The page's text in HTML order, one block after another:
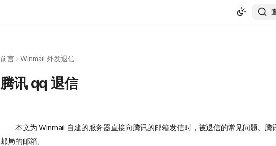
前言 Winmail 外发退信
腾讯 qq 退信
本文为 Winmail 自建的服务器直接向腾讯的邮箱发信时，被退信的常见问题。
邮局的邮箱。